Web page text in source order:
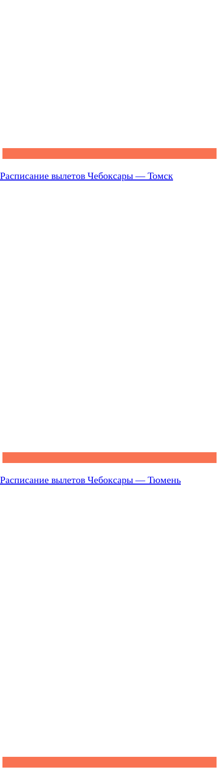
Расписание вылетов Чебоксары — Томск
Расписание вылетов Чебоксары — Тюмень